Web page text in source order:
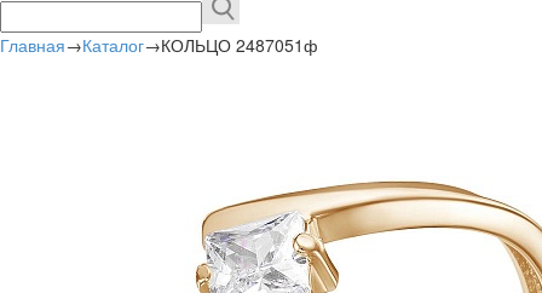
Главная→Каталог→КОЛЬЦО 2487051ф